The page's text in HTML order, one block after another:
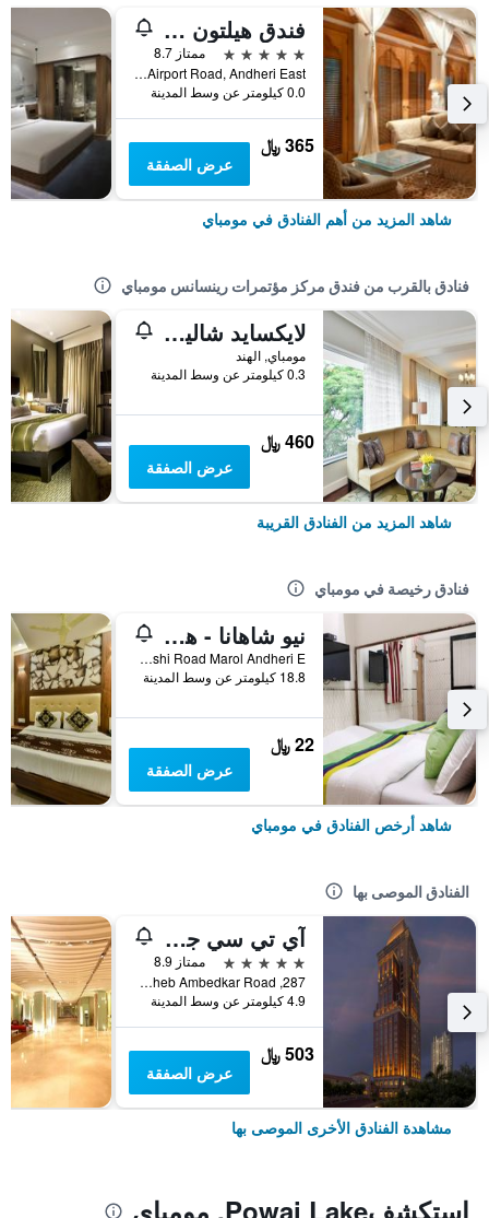
فندق هيلتون مومباي إنترناشيونال اير بورت
5 نجوم
ممتاز 8.7
Sahar Airport Road, Andheri East, مومباي, الهند
0.0 كيلومتر عن وسط المدينة
365 ﷼
عرض الصفقة
شاهد المزيد من أهم الفنادق في مومباي
فنادق بالقرب من فندق مركز مؤتمرات رينسانس مومباي
لايكسايد شاليه - مومباي، ماريوت إكزجيوتيف أبارتمنتس
مومباي, الهند
0.3 كيلومتر عن وسط المدينة
460 ﷼
عرض الصفقة
شاهد المزيد من الفنادق القريبة
فنادق رخيصة في مومباي
نيو شاهانا - هوستل
Shop No 5 Marol Maroshi Road Marol Andheri E, مومباي, الهند
18.8 كيلومتر عن وسط المدينة
22 ﷼
عرض الصفقة
شاهد أرخص الفنادق في مومباي
الفنادق الموصى بها
آي تي سي جراند سنترال، أحد فنادق لوكشري كولكشن، مومباي
5 نجوم
ممتاز 8.9
287, Dr. Babasaheb Ambedkar Road, مومباي, الهند
4.9 كيلومتر عن وسط المدينة
503 ﷼
عرض الصفقة
مشاهدة الفنادق الأخرى الموصى بها
استكشفPowai Lake, مومباي